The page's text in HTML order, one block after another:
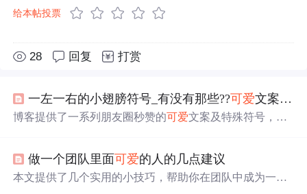
给本帖投票
28 回复 打赏
一左一右的小翅膀符号_有没有那些??可爱文案??特殊符号??的句子？？
博客提供了一系列朋友圈秒赞的可爱文案及特殊符号，文
放在心里’等，适合用于朋友圈分享。
做一个团队里面可爱的人的几点建议
本文提供了几个实用的小技巧，帮助你在团队中成为一个